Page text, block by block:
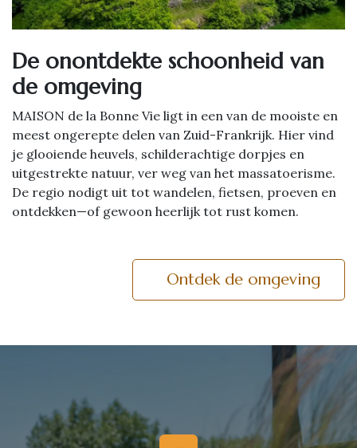
De onontdekte schoonheid van
de omgeving
MAISON de la Bonne Vie ligt in een van de mooiste en
meest ongerepte delen van Zuid-Frankrijk. Hier vind
je glooiende heuvels, schilderachtige dorpjes en
uitgestrekte natuur, ver weg van het massatoerisme.
De regio nodigt uit tot wandelen, fietsen, proeven en
ontdekken—of gewoon heerlijk tot rust komen.
Ontdek de omgeving